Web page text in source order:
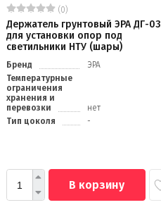
(0)
Держатель грунтовый ЭРА ДГ-03
для установки опор под
светильники НТУ (шары)
Бренд
ЭРА
Температурные
ограничения
хранения и
перевозки
нет
Тип цоколя
-
В корзину